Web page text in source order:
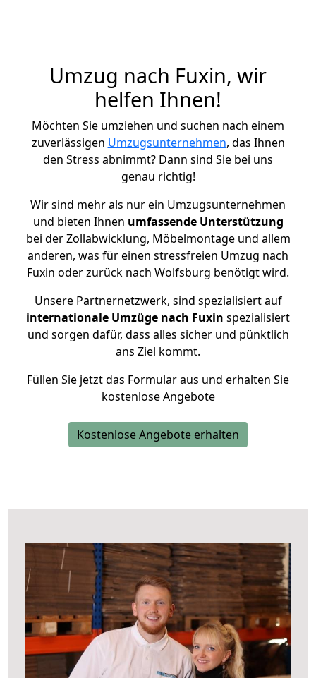
Umzug nach Fuxin, wir
helfen Ihnen!
Möchten Sie umziehen und suchen nach einem
zuverlässigen Umzugsunternehmen, das Ihnen
den Stress abnimmt? Dann sind Sie bei uns
genau richtig!
Wir sind mehr als nur ein Umzugsunternehmen
und bieten Ihnen umfassende Unterstützung
bei der Zollabwicklung, Möbelmontage und allem
anderen, was für einen stressfreien Umzug nach
Fuxin oder zurück nach Wolfsburg benötigt wird.
Unsere Partnernetzwerk, sind spezialisiert auf
internationale Umzüge nach Fuxin spezialisiert
und sorgen dafür, dass alles sicher und pünktlich
ans Ziel kommt.
Füllen Sie jetzt das Formular aus und erhalten Sie
kostenlose Angebote
Kostenlose Angebote erhalten